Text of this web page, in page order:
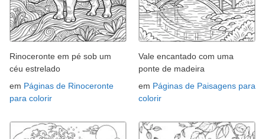
Rinoceronte em pé sob um
céu estrelado
em Páginas de Rinoceronte
para colorir
Vale encantado com uma
ponte de madeira
em Páginas de Paisagens para
colorir